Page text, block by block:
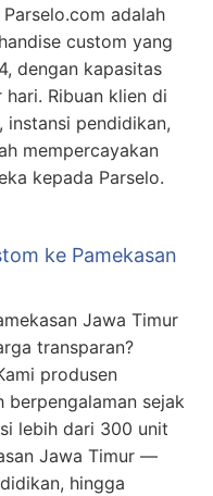
adalah
custom yang
dengan kapasitas
Ribuan klien di
pendidikan,
mempercayakan
kepada Parselo.
ke Pamekasan
Jawa Timur
transparan?
produsen
berpengalaman sejak
lebih dari 300 unit
Jawa Timur —
hingga